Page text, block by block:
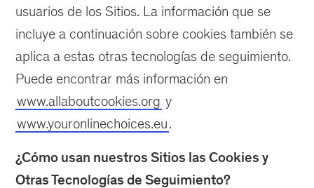
usuarios de los Sitios. La información que se
incluye a continuación sobre cookies también se
aplica a estas otras tecnologías de seguimiento.
Puede encontrar más información en
www.allaboutcookies.org y
www.youronlinechoices.eu.
¿Cómo usan nuestros Sitios las Cookies y
Otras Tecnologías de Seguimiento?